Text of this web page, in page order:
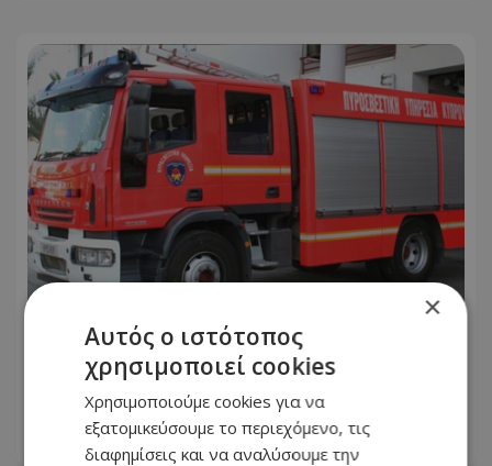
Συναγερμός στην Πάφο: Φωτιά στον
ΧΥΤΑ Μαραθούντας - Μάχη να μην
ξεφύγουν οι φλόγες
09.08.2026 - 15:09
×
Αυτός ο ιστότοπος
χρησιμοποιεί cookies
Χρησιμοποιούμε cookies για να
εξατομικεύσουμε το περιεχόμενο, τις
διαφημίσεις και να αναλύσουμε την